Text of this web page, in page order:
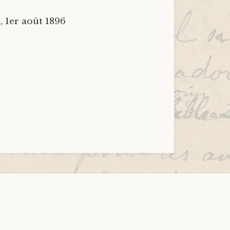
1er août 1896